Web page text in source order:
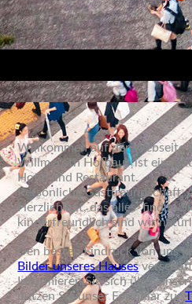
Willkommen auf der Webseite
Willmeroth Hofbau,ist ein
Hotel und Restaurant.
Persönliche Gastfreundschaft,
Herzlichkeit, das alles finden
kinderfreundlich sind wir
Den besten Eindruck von uns
Bilder unseres Hauses
Informieren Sie sich über
nutzen Sie unser Formular zur